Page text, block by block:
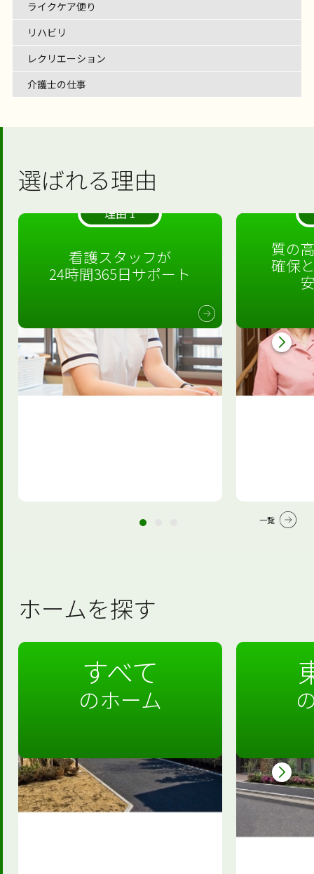
ライクケア便り
リハビリ
レクリエーション
介護士の仕事
選ばれる理由
理由 1
看護スタッフが
24時間365日サポート
質の
確保
一覧
ホームを探す
すべて
のホーム